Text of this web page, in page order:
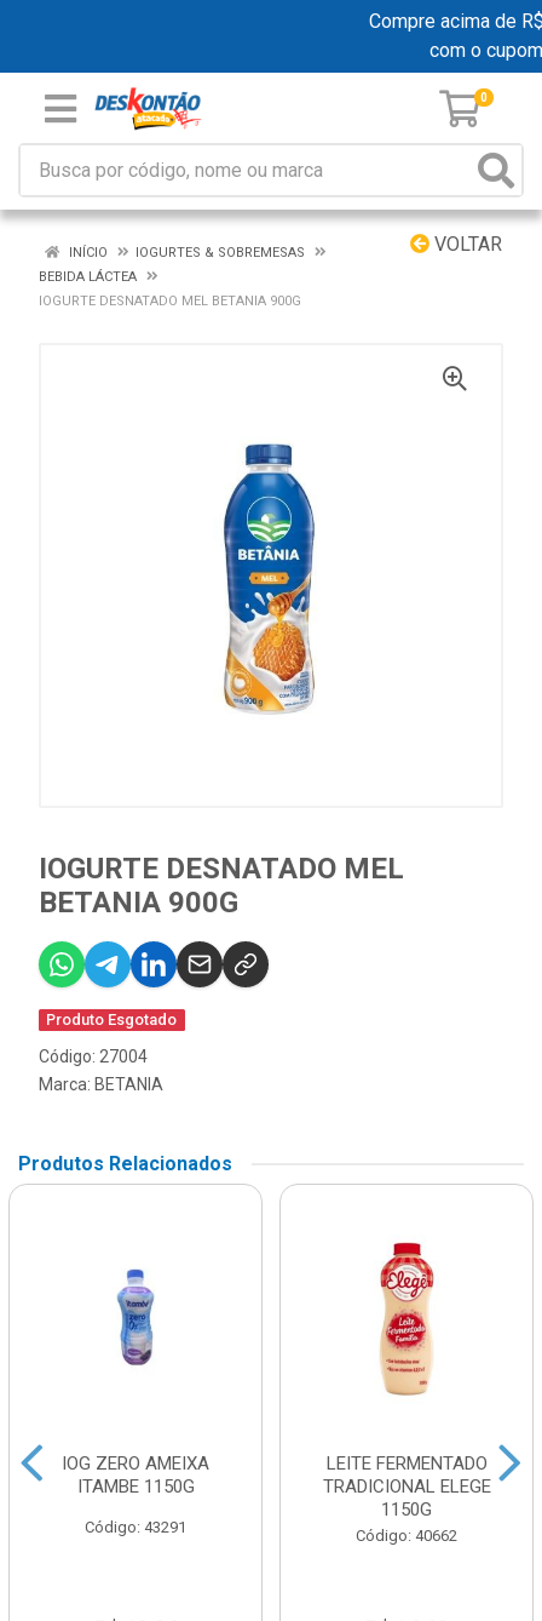
Compre acima de
com o
0
VOLTAR
INÍCIO
IOGURTES & SOBREMESAS
BEBIDA LÁCTEA
IOGURTE DESNATADO MEL BETANIA 900G
IOGURTE DESNATADO MEL
BETANIA 900G
Produto Esgotado
Código: 27004
Marca: BETANIA
Produtos Relacionados
IOG ZERO AMEIXA
ITAMBE 1150G
Código: 43291
LEITE FERMENTADO
TRADICIONAL ELEGE
1150G
Código: 40662